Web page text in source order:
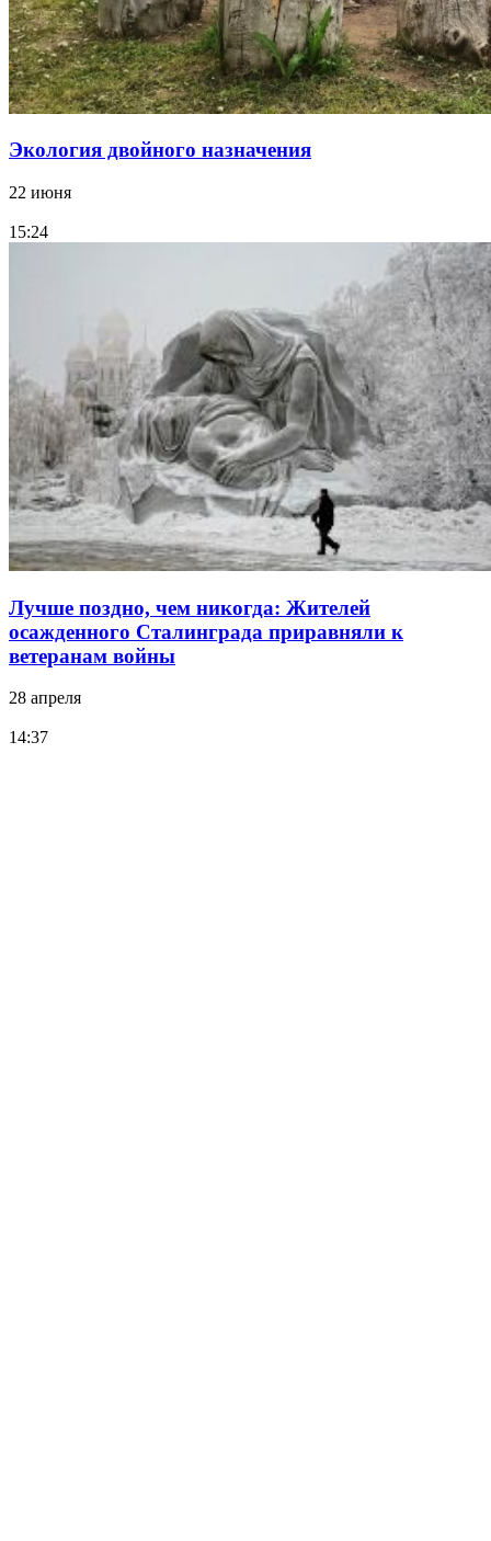
Экология двойного назначения
22 июня
15:24
Лучше поздно, чем никогда: Жителей
осажденного Сталинграда приравняли к
ветеранам войны
28 апреля
14:37